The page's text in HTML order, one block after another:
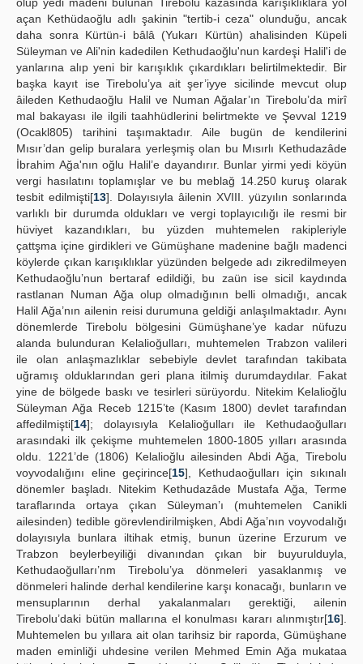
açan Kethüdaoğlu adlı şakinin "tertib-i ceza" olunduğu, ancak
daha sonra Kürtün-i bâlâ (Yukarı Kürtün) ahalisinden Küpeli
Süleyman ve Ali'nin kadedilen Kethudaoğlu'nun kardeşi Halil'i de
yanlarına alıp yeni bir karışıklık çıkardıkları belirtilmektedir. Bir
başka kayıt ise Tirebolu’ya ait şer’iyye sicilinde mevcut olup
âileden Kethudaoğlu Halil ve Numan Ağalar’ın Tirebolu’da mirî
mal bakayası ile ilgili taahhüdlerini belirtmekte ve Şevval 1219
(Ocakl805) tarihini taşımaktadır. Aile bugün de kendilerini
Mısır’dan gelip buralara yerleşmiş olan bu Mısırlı Kethudazâde
İbrahim Ağa'nın oğlu Halil’e dayandırır. Bunlar yirmi yedi köyün
vergi hasılatını toplamışlar ve bu meblağ 14.250 kuruş olarak
tesbit edilmişti[13]. Dolayısıyla âilenin XVIII. yüzyılın sonlarında
varlıklı bir durumda oldukları ve vergi toplayıcılığı ile resmi bir
hüviyet kazandıkları, bu yüzden muhtemelen rakipleriyle
çattşma içine girdikleri ve Gümüşhane madenine bağlı madenci
köylerde çıkan karışıklıklar yüzünden belgede adı zikredilmeyen
Kethudaoğlu’nun bertaraf edildiği, bu zaün ise sicil kaydında
rastlanan Numan Ağa olup olmadığının belli olmadığı, ancak
Halil Ağa’nın ailenin reisi durumuna geldiği anlaşılmaktadır. Aynı
dönemlerde Tirebolu bölgesini Gümüşhane’ye kadar nüfuzu
alanda bulunduran Kelalioğulları, muhtemelen Trabzon valileri
ile olan anlaşmazlıklar sebebiyle devlet tarafından takibata
uğramış olduklarından geri plana itilmiş durumdaydılar. Fakat
yine de bölgede baskı ve tesirleri sürüyordu. Nitekim Kelalioğlu
Süleyman Ağa Receb 1215’te (Kasım 1800) devlet tarafından
affedilmişti[14]; dolayısıyla Kelalioğulları ile Kethudaoğulları
arasındaki ilk çekişme muhtemelen 1800-1805 yılları arasında
oldu. 1221’de (1806) Kelalioğlu ailesinden Abdi Ağa, Tirebolu
voyvodalığını eline geçirince[15], Kethudaoğulları için sıkınalı
dönemler başladı. Nitekim Kethudazâde Mustafa Ağa, Terme
taraflarında ortaya çıkan Süleyman’ı (muhtemelen Canikli
ailesinden) tedible görevlendirilmişken, Abdi Ağa’nın voyvodalığı
dolayısıyla bunlara iltihak etmiş, bunun üzerine Erzurum ve
Trabzon beylerbeyiliği divanından çıkan bir buyurulduyla,
Kethudaoğulları’nm Tirebolu’ya dönmeleri yasaklanmış ve
dönmeleri halinde derhal kendilerine karşı konacağı, bunların ve
mensuplarının derhal yakalanmaları gerektiği, ailenin
Tirebolu’daki bütün mallarına el konulması kararı alınmıştır[16].
Muhtemelen bu yıllara ait olan tarihsiz bir raporda, Gümüşhane
maden eminliği uhdesine verilen Mehmed Emin Ağa mukataa